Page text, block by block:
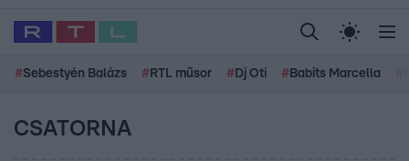
#Sebestyén Balázs # RTL műsor # Dj Oti # Babits Marcella
CSATORNA